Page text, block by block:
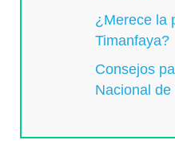
¿Merece la
Timanfaya?
Consejos
Nacional